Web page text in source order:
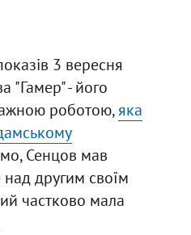
3 вересня
"Гамер" - його
роботою,яка
Сенцов мав
другим своїм
частково мала